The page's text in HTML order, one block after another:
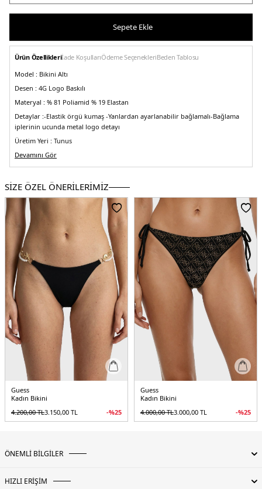
Sepete Ekle
Ürün Özellikleriİade KoşullarıÖdeme SeçenekleriBeden Tablosu
Model : Bikini Altı
Desen : 4G Logo Baskılı
Materyal : % 81 Poliamid % 19 Elastan
Detaylar :-Elastik örgü kumaş -Yanlardan ayarlanabilir bağlamalı-Bağlama
iplerinin ucunda metal logo detayı
Üretim Yeri : Tunus
5DY2E5GO21KCRL2P6FA.36
Devamını Gör
SİZE ÖZEL ÖNERİLERİMİZ
Guess
Kadın Bikini
4.200,00TL3.150,00 TL -%25
Guess
Kadın Bikini
4.000,00TL3.000,00 TL -%25
ÖNEMLİ BİLGİLER
HIZLI ERİŞİM